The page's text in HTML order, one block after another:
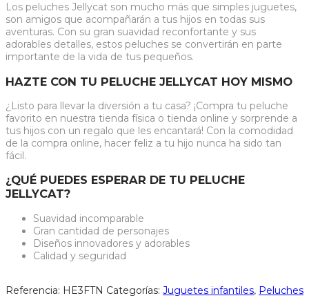
Los peluches Jellycat son mucho más que simples juguetes,
son amigos que acompañarán a tus hijos en todas sus
aventuras. Con su gran suavidad reconfortante y sus
adorables detalles, estos peluches se convertirán en parte
importante de la vida de tus pequeños.
HAZTE CON TU PELUCHE JELLYCAT HOY MISMO
¿Listo para llevar la diversión a tu casa? ¡Compra tu peluche
favorito en nuestra tienda física o tienda online y sorprende a
tus hijos con un regalo que les encantará! Con la comodidad
de la compra online, hacer feliz a tu hijo nunca ha sido tan
fácil.
¿QUÉ PUEDES ESPERAR DE TU PELUCHE
JELLYCAT?
Suavidad incomparable
Gran cantidad de personajes
Diseños innovadores y adorables
Calidad y seguridad
Referencia: HE3FTN Categorías: Juguetes infantiles, Peluches